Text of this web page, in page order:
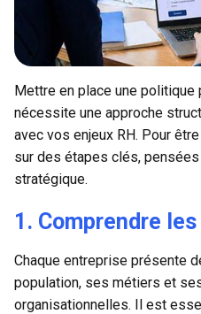
Mettre en place une
nécessite une approche
avec vos enjeux RH. Pour
sur des étapes clés,
stratégique.
1. Comprendre
Chaque entreprise présente
population, ses métiers et
organisationnelles. Il est